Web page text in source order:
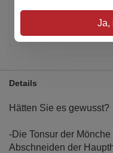
Details
Hätten Sie es gewusst?
-Die Tonsur der
Abschneiden der
Ja,